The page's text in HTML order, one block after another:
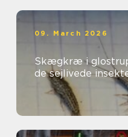
09. March 2026
Skægkræ i glostrup sådan får du styr
de sejlivede